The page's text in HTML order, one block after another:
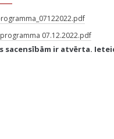
07.12.2022.pdf
sacensībām ir atvērta.